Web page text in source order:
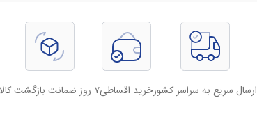
ارسال سریع به سراسر کشورخرید اقساطی۷ روز ضمانت بازگشت کالا